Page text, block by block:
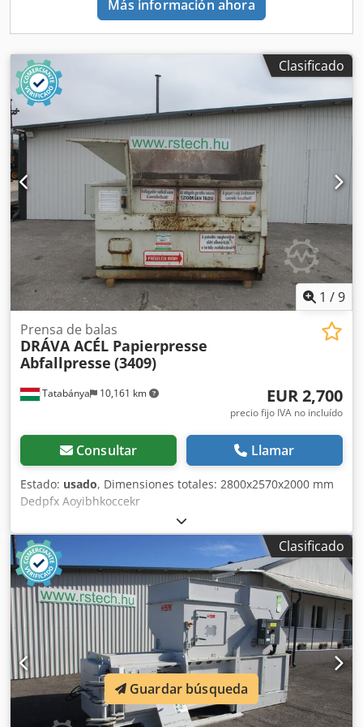
alambre, 1 control múltiple para la prensa de balas,
documentación técnica completa e historial de
Puesta en marcha bajo solicitud. Peso: 33.000 kg Tipo de
atado: Alambre Materiales procesables: Film plástico,
papel mixto, cartón, envases huecos de HDPE/LDPE y
botellas de plástico La instalación está en funcionamiento
y puede ser inspeccionada durante su operación. La
máquina será desmontada el 16/02 y posteriormente
podrá ser inspeccionada en nuestras instalaciones.
¡Entrega inmediata!
Más información ahora
Clasificado
1 /9
Tatabánya 10,161 km
Prensa de balas
DRÁVA ACÉL Papierpresse
Abfallpresse (3409)
EUR 2,700
precio fijo IVA no incluído
Consultar Llamar
Estado: usado, Dimensiones totales: 2800x2570x2000 mm
Dedpfx Aoyibhkoccekr
Clasificado
Guardar búsqueda